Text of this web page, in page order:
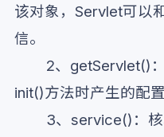
该对象，Servlet可以
信。
2、getServlet()：
init()方法时产生的配置
3、service()：核